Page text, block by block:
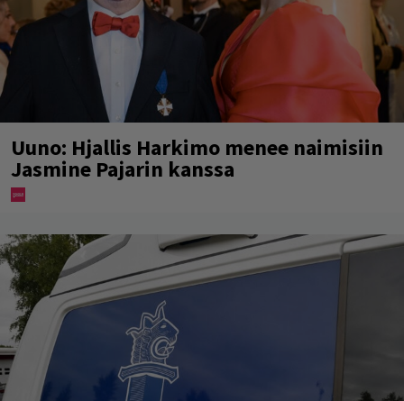
Uuno: Hjallis Harkimo menee naimisiin
Jasmine Pajarin kanssa